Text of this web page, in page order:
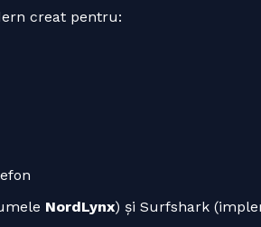
creat pentru:
NordLynx) și Surfshark